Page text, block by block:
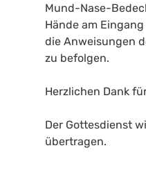
Mund-Nase-
Hände am
die Anweisungen
zu befolgen.
Herzlichen Dank
Der Gottesdienst
übertragen.